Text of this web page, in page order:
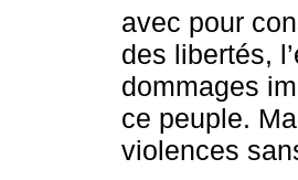
avec pour
des libertés,
dommages
ce peuple.
violences